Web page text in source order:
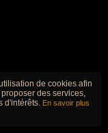
de cookies afin
des services,
d'intérêts. En savoir plus